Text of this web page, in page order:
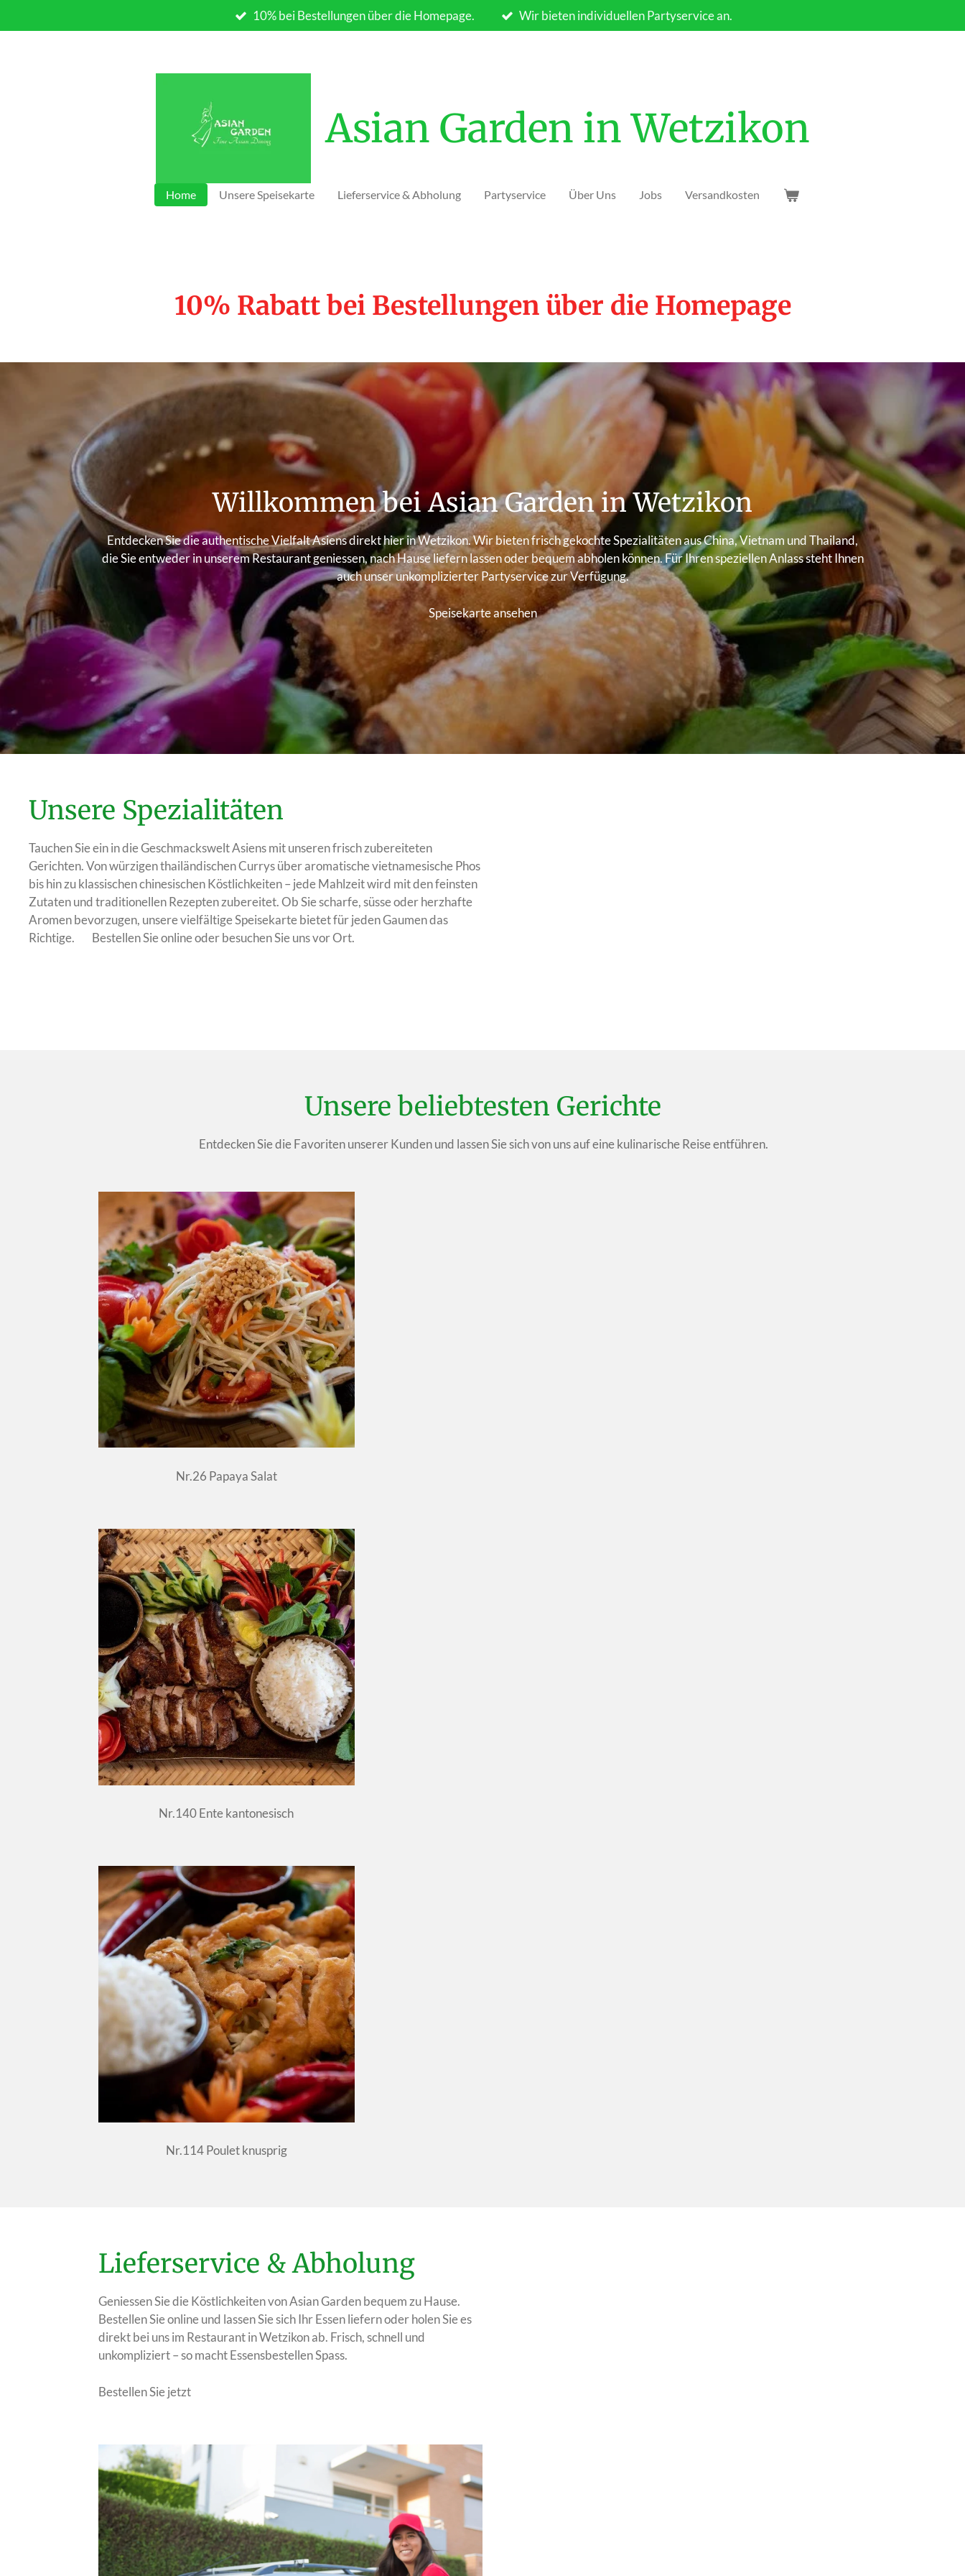
Hauptinhalt
10% bei Bestellungen über die Homepage. Wir bieten individuellen Partyservice an.
Asian Garden in Wetzikon
Home Unsere Speisekarte Lieferservice & Abholung Partyservice Über Uns Jobs Versandkosten
10% Rabatt bei Bestellungen über die Homepage
Willkommen bei Asian Garden in Wetzikon
Entdecken Sie die authentische Vielfalt Asiens direkt hier in Wetzikon. Wir bieten frisch gekochte Spezialitäten aus China, Vietnam und Thailand,
die Sie entweder in unserem Restaurant geniessen, nach Hause liefern lassen oder bequem abholen können. Für Ihren speziellen Anlass steht Ihnen
auch unser unkomplizierter Partyservice zur Verfügung.
Speisekarte ansehen
Unsere Spezialitäten
Tauchen Sie ein in die Geschmackswelt Asiens mit unseren frisch zubereiteten
Gerichten. Von würzigen thailändischen Currys über aromatische vietnamesische Phos
bis hin zu klassischen chinesischen Köstlichkeiten – jede Mahlzeit wird mit den feinsten
Zutaten und traditionellen Rezepten zubereitet. Ob Sie scharfe, süsse oder herzhafte
Aromen bevorzugen, unsere vielfältige Speisekarte bietet für jeden Gaumen das
Richtige. Bestellen Sie online oder besuchen Sie uns vor Ort.
Unsere beliebtesten Gerichte
Entdecken Sie die Favoriten unserer Kunden und lassen Sie sich von uns auf eine kulinarische Reise entführen.
Nr.26 Papaya Salat
Nr.140 Ente kantonesisch
Nr.114 Poulet knusprig
Lieferservice & Abholung
Geniessen Sie die Köstlichkeiten von Asian Garden bequem zu Hause.
Bestellen Sie online und lassen Sie sich Ihr Essen liefern oder holen Sie es
direkt bei uns im Restaurant in Wetzikon ab. Frisch, schnell und
unkompliziert – so macht Essensbestellen Spass.
Bestellen Sie jetzt